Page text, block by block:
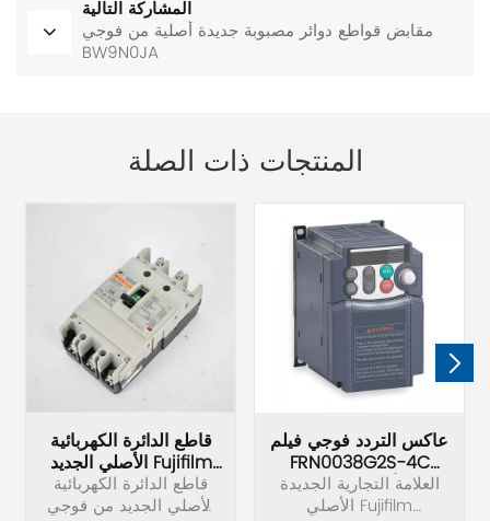
المشاركة التالية
مقابض قواطع دوائر مصبوبة جديدة أصلية من فوجي
BW9N0JA
المنتجات ذات الصلة
قاطع الدائرة الكهربائية
الأصلي الجديد Fujifilm
BW125JAG-3P
قاطع الدائرة الكهربائية
الأصلي الجديد من فوجي
عاكس التردد فوجي فيلم
FRN0038G2S-4C
الأصلي الجديد
العلامة التجارية الجديدة
الأصلي Fujifilm